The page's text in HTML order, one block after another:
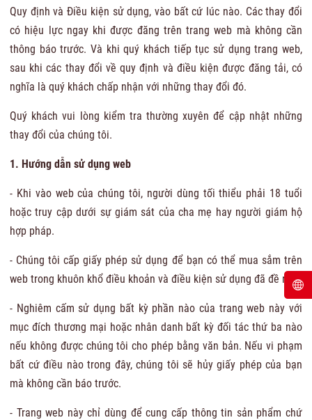
Quy định và Điều kiện sử dụng, vào bất cứ lúc nào. Các thay đổi
có hiệu lực ngay khi được đăng trên trang web mà không cần
thông báo trước. Và khi quý khách tiếp tục sử dụng trang web,
sau khi các thay đổi về quy định và điều kiện được đăng tải, có
nghĩa là quý khách chấp nhận với những thay đổi đó.
Quý khách vui lòng kiểm tra thường xuyên để cập nhật những
thay đổi của chúng tôi.
1. Hướng dẫn sử dụng web
- Khi vào web của chúng tôi, người dùng tối thiểu phải 18 tuổi
hoặc truy cập dưới sự giám sát của cha mẹ hay người giám hộ
hợp pháp.
- Chúng tôi cấp giấy phép sử dụng để bạn có thể mua sắm trên
web trong khuôn khổ điều khoản và điều kiện sử dụng đã đề ra.
- Nghiêm cấm sử dụng bất kỳ phần nào của trang web này với
mục đích thương mại hoặc nhân danh bất kỳ đối tác thứ ba nào
nếu không được chúng tôi cho phép bằng văn bản. Nếu vi phạm
bất cứ điều nào trong đây, chúng tôi sẽ hủy giấy phép của bạn
mà không cần báo trước.
- Trang web này chỉ dùng để cung cấp thông tin sản phẩm chứ